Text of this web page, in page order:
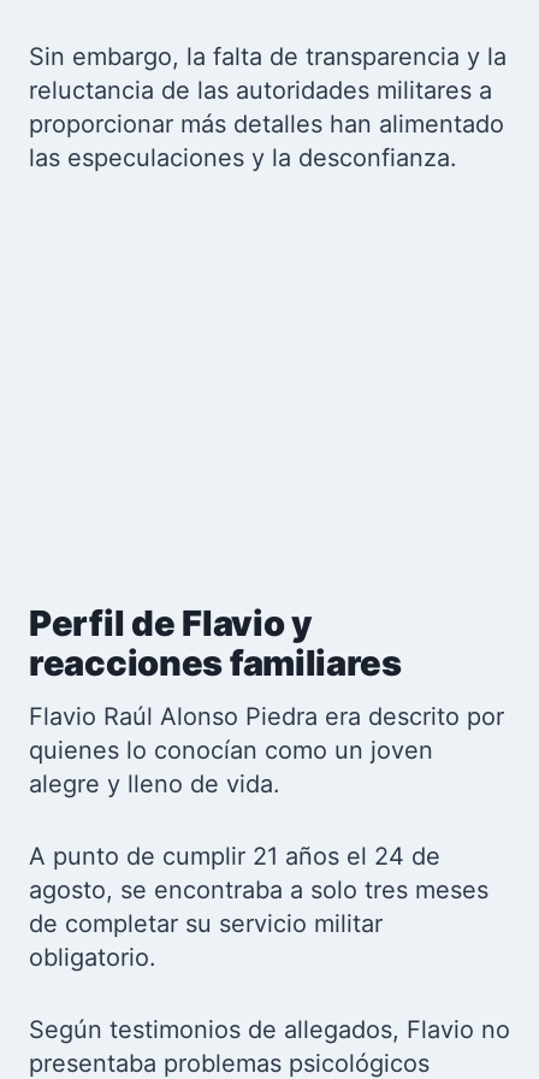
Sin embargo, la falta de transparencia y la
reluctancia de las autoridades militares a
proporcionar más detalles han alimentado
las especulaciones y la desconfianza.
Perfil de Flavio y
reacciones familiares
Flavio Raúl Alonso Piedra era descrito por
quienes lo conocían como un joven
alegre y lleno de vida.
A punto de cumplir 21 años el 24 de
agosto, se encontraba a solo tres meses
de completar su servicio militar
obligatorio.
Según testimonios de allegados, Flavio no
presentaba problemas psicológicos